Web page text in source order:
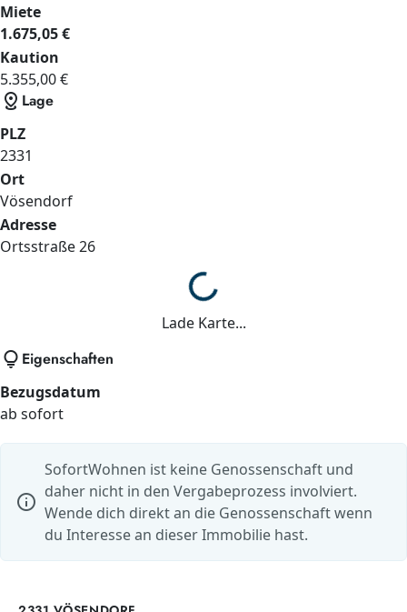
Miete
1.675,05 €
Kaution
5.355,00 €
distance Lage
PLZ
2331
Ort
Vösendorf
Adresse
Ortsstraße26
Lade...
Lade Karte...
lightbulb Eigenschaften
Bezugsdatum
ab sofort
info
SofortWohnen ist keine Genossenschaft und
daher nicht in den Vergabeprozess involviert.
Wende dich direkt an die Genossenschaft wenn
du Interesse an dieser Immobilie hast.